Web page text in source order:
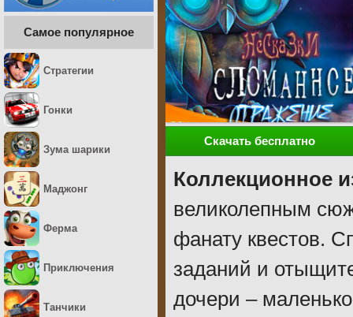
Скачать бесплатно
Коллекционное
великолепным
фанату квестов.
заданий и
дочери –
Самое популярное
Стратегии
Гонки
Зума шарики
Маджонг
Ферма
Приключения
Танчики